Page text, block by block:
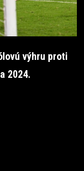
výhru proti
2024.